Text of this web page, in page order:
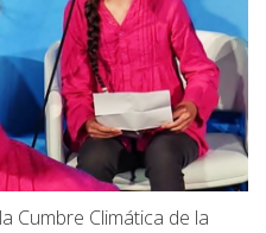
Cumbre Climática de la